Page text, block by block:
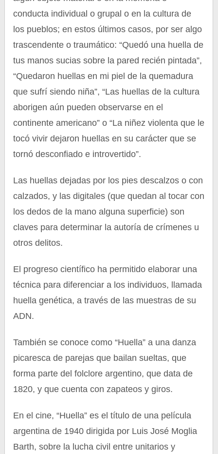
conducta individual o grupal o en la cultura de
los pueblos; en estos últimos casos, por ser algo
trascendente o traumático: “Quedó una huella de
tus manos sucias sobre la pared recién pintada”,
“Quedaron huellas en mi piel de la quemadura
que sufrí siendo niña”, “Las huellas de la cultura
aborigen aún pueden observarse en el
continente americano” o “La niñez violenta que le
tocó vivir dejaron huellas en su carácter que se
tornó desconfiado e introvertido”.
Las huellas dejadas por los pies descalzos o con
calzados, y las digitales (que quedan al tocar con
los dedos de la mano alguna superficie) son
claves para determinar la autoría de crímenes u
otros delitos.
El progreso científico ha permitido elaborar una
técnica para diferenciar a los individuos, llamada
huella genética, a través de las muestras de su
ADN.
También se conoce como “Huella” a una danza
picaresca de parejas que bailan sueltas, que
forma parte del folclore argentino, que data de
1820, y que cuenta con zapateos y giros.
En el cine, “Huella” es el título de una película
argentina de 1940 dirigida por Luis José Moglia
Barth, sobre la lucha civil entre unitarios y